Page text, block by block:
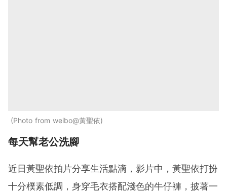
Photo from weibo@黃聖依
每天幫老公洗腳
近日黃聖依拍片分享生活點滴，影片中，黃聖依打扮
十分樸素低調，身穿毛衣搭配淺色的牛仔褲，披著一